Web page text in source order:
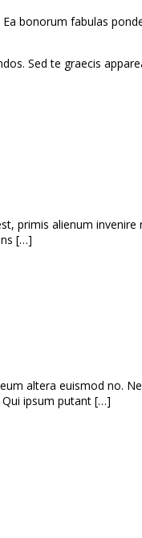
bonorum fabulas
Sed te graecis
primis alienum
[…]
altera euismod no.
ipsum putant […]